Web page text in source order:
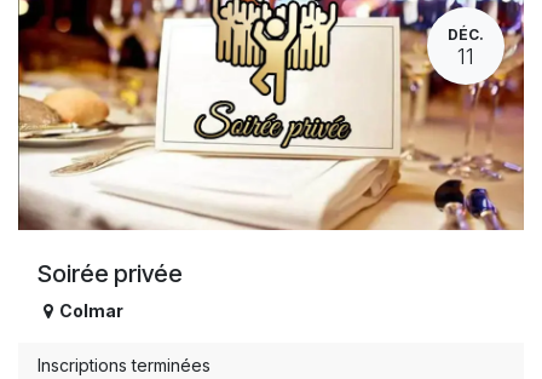
DÉC.
11
Soirée privée
Colmar
Inscriptions terminées